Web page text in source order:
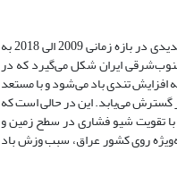
در این مقاله، به‌منظور بررسی پدیده گردوخاک در خاورمیانه با استفاده از داده‌های باز تحلیل‌شده ERA5 و داده‌های دیدبانی ایستگاه‌های همدیدی در بازه زمانی 2009 الی 2018 به
ایران شکل می‌گیرد که در
تندی باد می‌شود و با مستعد
می‌یابد. این در حالی است که
تقویت شیو فشاری در سطح زمین و
روی کشور عراق، سبب وزش باد